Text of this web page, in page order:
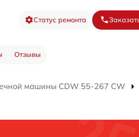
Статус ремонта
Отзывы
машины CDW 55-267 CW